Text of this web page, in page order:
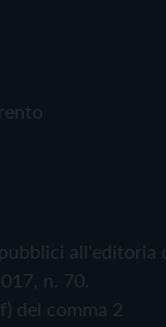
all'editoria
n. 70.
del comma 2